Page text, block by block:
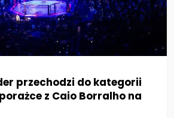
przechodzi do kategorii
z Caio Borralho na